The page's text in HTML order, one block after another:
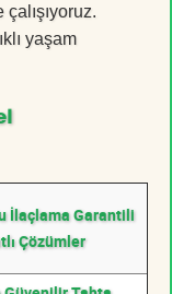
yaşam
İlaçlama Garantili
Çözümler